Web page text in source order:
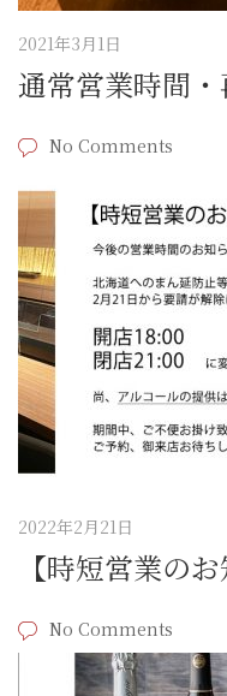
2021年3月1日
通常営業時間
No Comments
2022年2月21日
【時短営業のお
No Comments